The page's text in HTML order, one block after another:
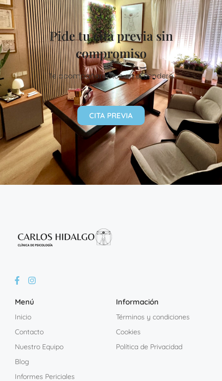
Pide tu cita previa sin
compromiso
Te acompañaremos en el sendero
CITA PREVIA
Menú
Inicio
Contacto
Nuestro Equipo
Blog
Informes Periciales
Información
Términos y condiciones
Cookies
Política de Privacidad